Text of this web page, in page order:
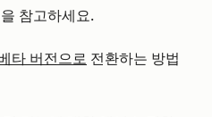
참고하세요.
타 버전으로 전환하는 방법